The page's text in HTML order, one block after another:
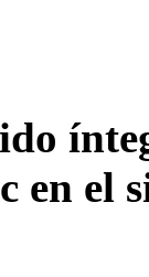
en el